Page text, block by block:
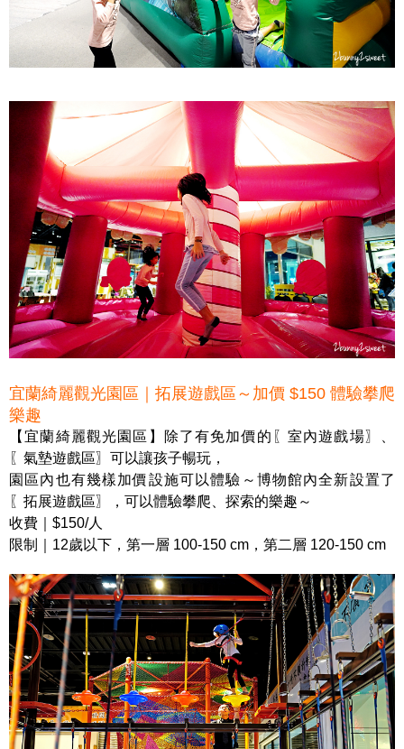
宜蘭綺麗觀光園區｜拓展遊戲區～加價 $150 體驗攀爬
樂趣
【宜蘭綺麗觀光園區】除了有免加價的〖室內遊戲場〗、
〖氣墊遊戲區〗可以讓孩子暢玩，
園區內也有幾樣加價設施可以體驗～博物館內全新設置了
〖拓展遊戲區〗，可以體驗攀爬、探索的樂趣～
收費｜$150/人
限制｜12歲以下，第一層 100-150 cm，第二層 120-150 cm